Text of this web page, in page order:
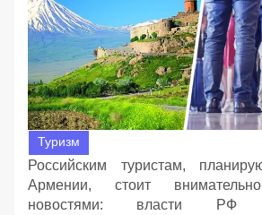
Туризм
Российским туристам,
Армении, стоит
новостями: власти РФ